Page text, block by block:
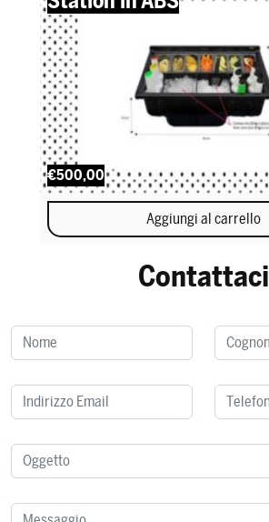
€500,00
Aggiungi al carrello
Contattaci